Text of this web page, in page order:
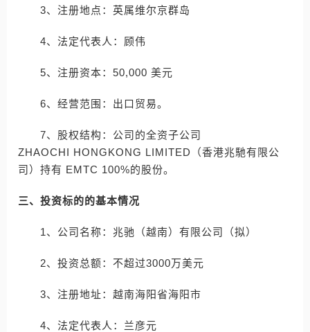
3、注册地点：英属维尔京群岛
4、法定代表人：顾伟
5、注册资本：50,000 美元
6、经营范围：出口贸易。
7、股权结构：公司的全资子公司
ZHAOCHI HONGKONG LIMITED（香港兆馳有限公
司）持有 EMTC 100%的股份。
三、投资标的的基本情况
1、公司名称：兆驰（越南）有限公司（拟）
2、投资总额：不超过3000万美元
3、注册地址：越南海阳省海阳市
4、法定代表人：兰彦元